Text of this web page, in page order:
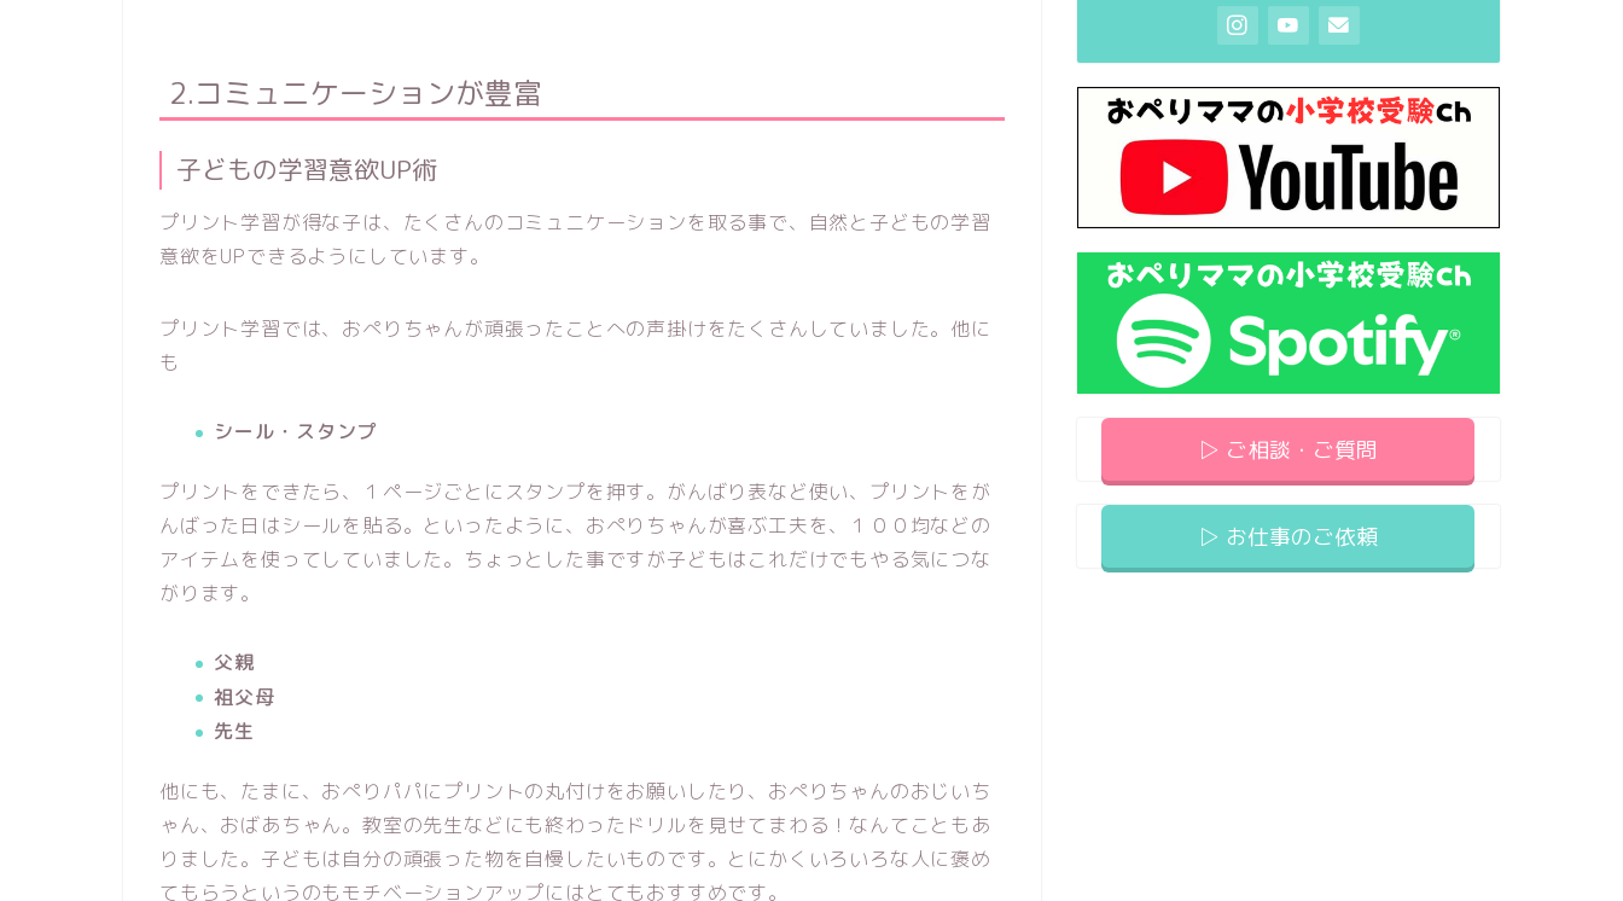
2.コミュニケーションが豊富
子どもの学習意欲UP術
プリント学習が得な子は、たくさんのコミュニケーションを取る事で、自然と子どもの学習
意欲をUPできるようにしています。
プリント学習では、おぺりちゃんが頑張ったことへの声掛けをたくさんしていました。他に
も
シール・スタンプ
プリントをできたら、１ページごとにスタンプを押す。がんばり表など使い、プリントをが
んばった日はシールを貼る。といったように、おぺりちゃんが喜ぶ工夫を、１００均などの
アイテムを使ってしていました。ちょっとした事ですが子どもはこれだけでもやる気につな
がります。
父親
祖父母
先生
他にも、たまに、おぺりパパにプリントの丸付けをお願いしたり、おぺりちゃんのおじいち
ゃん、おばあちゃん。教室の先生などにも終わったドリルを見せてまわる！なんてこともあ
りました。子どもは自分の頑張った物を自慢したいものです。とにかくいろいろな人に褒め
てもらうというのもモチベーションアップにはとてもおすすめです。
▷ ご相談・ご質問
▷ お仕事のご依頼